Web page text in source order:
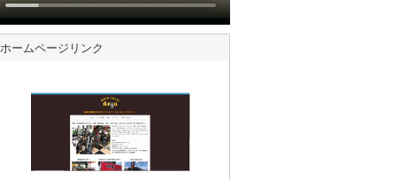
ホームページリンク